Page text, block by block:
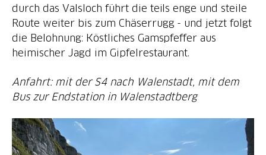
durch das Valsloch führt die teils enge und steile
Route weiter bis zum Chäserrugg - und jetzt folgt
die Belohnung: Köstliches Gamspfeffer aus
heimischer Jagd im Gipfelrestaurant.
Anfahrt: mit der S4 nach Walenstadt, mit dem
Bus zur Endstation in Walenstadtberg